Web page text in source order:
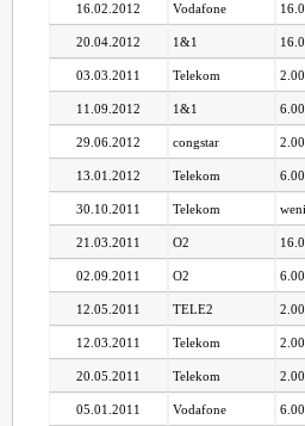
16.02.2012 Vodafone
20.04.2012 1&1
03.03.2011 Telekom
11.09.2012 1&1
29.06.2012 congstar
13.01.2012 Telekom
30.10.2011 Telekom
21.03.2011 O2
02.09.2011 O2
12.05.2011 TELE2
12.03.2011 Telekom
20.05.2011 Telekom
05.01.2011 Vodafone